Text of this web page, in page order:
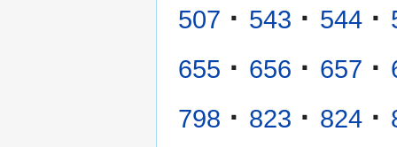
507 · 543 · 544 ·
655 · 656 · 657 ·
798 · 823 · 824 ·